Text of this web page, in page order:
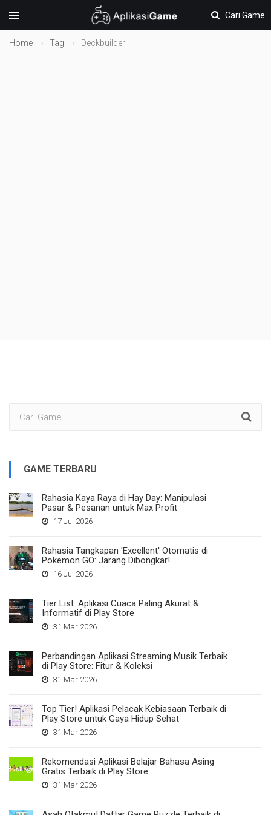
Cari Game
Home Tag Deckbuilder
GAME TERBARU
Rahasia Kaya Raya di Hay Day: Manipulasi
Pasar & Pesanan untuk Max Profit
17 Jul 2026
Rahasia Tangkapan 'Excellent' Otomatis di
Pokemon GO: Jarang Dibongkar!
16 Jul 2026
Tier List: Aplikasi Cuaca Paling Akurat &
Informatif di Play Store
31 Mar 2026
Perbandingan Aplikasi Streaming Musik Terbaik
di Play Store: Fitur & Koleksi
31 Mar 2026
Top Tier! Aplikasi Pelacak Kebiasaan Terbaik di
Play Store untuk Gaya Hidup Sehat
31 Mar 2026
Rekomendasi Aplikasi Belajar Bahasa Asing
Gratis Terbaik di Play Store
31 Mar 2026